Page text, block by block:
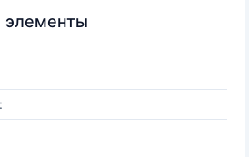
элементы